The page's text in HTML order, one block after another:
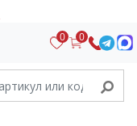
0 0